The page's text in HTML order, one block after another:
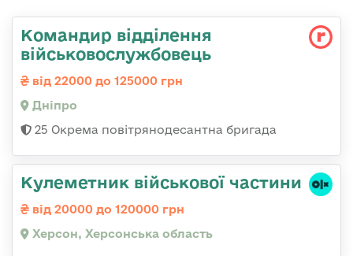
Командир відділення
військовослужбовець
від 22000 до 125000 грн
Дніпро
25 Окрема повітрянодесантна бригада
Кулеметник військової частини
від 20000 до 120000 грн
Херсон, Херсонська область